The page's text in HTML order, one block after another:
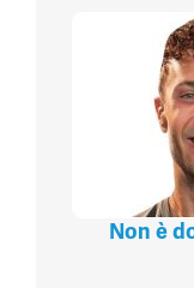
Non è